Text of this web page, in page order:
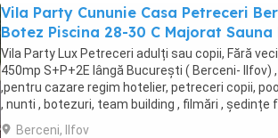
Vila Party Cununie Casa Petreceri
Botez Piscina 28-30 C Majorat
Vila Party Lux Petreceri adulți sau copii, Fără
450mp S+P+2E lângă București ( Berceni- Ilfov)
,pentru cazare regim hotelier, petreceri copii,
, nunti , botezuri, team building , filmări , ședințe
party, ...
Berceni, Ilfov